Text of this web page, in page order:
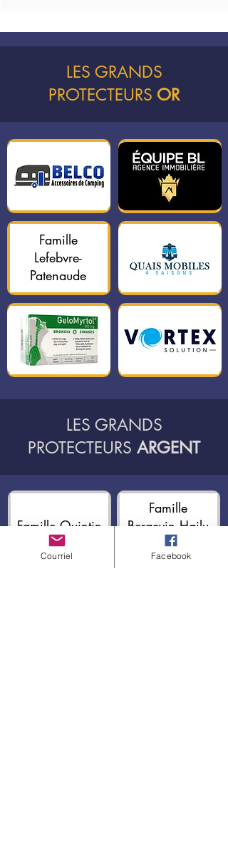
LES GRANDS
PROTECTEURS OR
Famille
Lefebvre-
Patenaude
LES GRANDS
PROTECTEURS ARGENT
Famille Quintin
Famille
Bergevin Hailu
Courriel Facebook